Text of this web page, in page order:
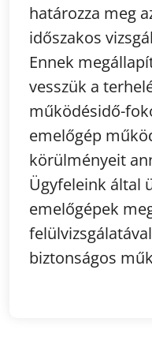
határozza meg
időszakos
Ennek
vesszük a
működésidő-
emelőgép
körülményeit
Ügyfeleink által
emelőgépek
biztonságos